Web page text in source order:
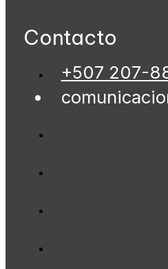
Contacto
+507 207-